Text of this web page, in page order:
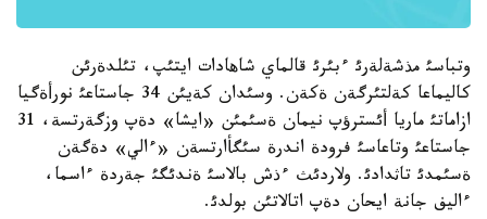
وتباسئ مذشةلةرئ ءبئرئ قالماي شاهادات ايتئپ، تئلدةرئن
كاليماعا كةلتئرگةن ةكةن. وسئدان كةيئن 34 جاستاعئ نورأةگيا
ازاماتئ ماريا أئسترؤپ نيمان ةسئمئن «ايشا» دةپ وزگةرتسة، 31
جاستاعئ وتاعاسئ فرودة اندرة سئگأارتسةن «ءالي» دةگةن
ةسئمدئ تاثدادئ. ولاردئث ءذش بالاسئ ةندئگئ جةردة ءاسما،
ءاليف جانة ايحان دةپ اتالاتئن بولدئ.